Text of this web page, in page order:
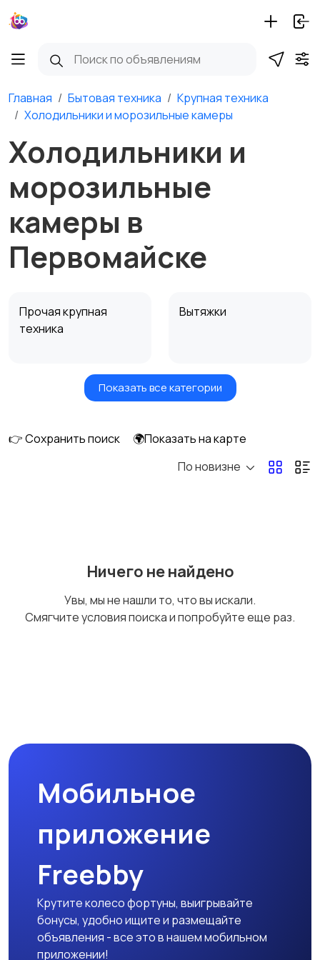
Главная Бытовая техника
Крупная техника
Холодильники и морозильные камеры
Холодильники и
морозильные
камеры в
Первомайске
Прочая крупная
техника
Вытяжки
Посудомоечные
Стиральные машины
Холодильники и
Показать все категории
👉 Сохранить поиск
🌍Показать на карте
По новизне
Ничего не найдено
Увы, мы не нашли то, что вы искали.
Смягчите условия поиска и попробуйте еще раз.
Мобильное
приложение
Freebby
Крутите колесо фортуны, выигрывайте
бонусы, удобно ищите и размещайте
объявления - все это в нашем мобильном
приложении!